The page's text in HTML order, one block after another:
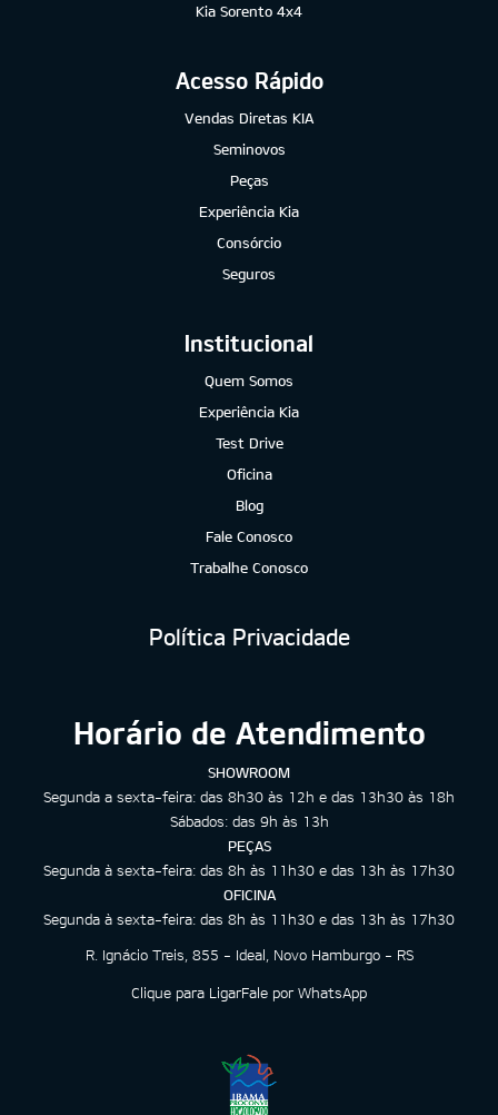
Kia Sorento 4x4
Acesso Rápido
Vendas Diretas KIA
Seminovos
Peças
Experiência Kia
Consórcio
Seguros
Institucional
Quem Somos
Experiência Kia
Test Drive
Oficina
Blog
Fale Conosco
Trabalhe Conosco
Política Privacidade
Horário de Atendimento
SHOWROOM
Segunda a sexta-feira: das 8h30 às 12h e das 13h30 às 18h
Sábados: das 9h às 13h
PEÇAS
Segunda à sexta-feira: das 8h às 11h30 e das 13h às 17h30
OFICINA
Segunda à sexta-feira: das 8h às 11h30 e das 13h às 17h30
R. Ignácio Treis, 855 - Ideal, Novo Hamburgo - RS
Clique para LigarFale por WhatsApp